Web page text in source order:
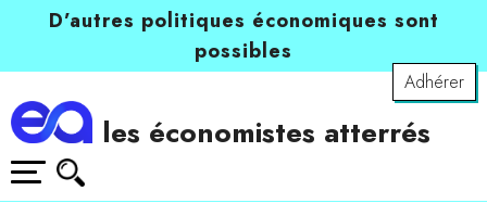
D’autres politiques économiques sont
possibles
Adhérer
les économistes atterrés